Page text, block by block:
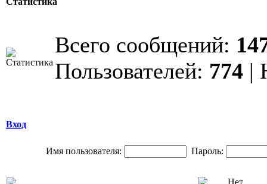
Всего сообщений:
Пользователей: 774 |
Вход
Имя пользователя: Пароль: